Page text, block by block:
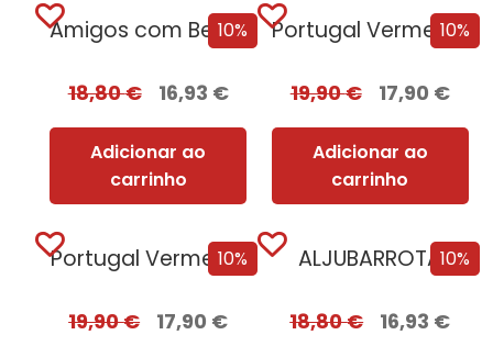
10%
Amigos com Benefícios
18,80€ 16,93 €
Adicionar ao
carrinho
10%
Portugal Vermelho + Oferta Leonor de Aquitânia
19,90€ 17,90 €
Adicionar ao
carrinho
10%
Portugal Vermelho
19,90€ 17,90 €
10%
ALJUBARROTA
18,80€ 16,93 €